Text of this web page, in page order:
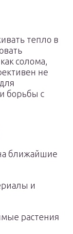
тепло в
солома,
не
борьбы с
ближайшие
и
растения